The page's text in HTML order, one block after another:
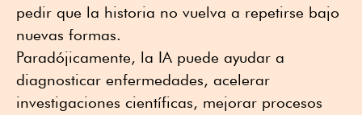
pedir que la historia no vuelva a repetirse bajo
nuevas formas.
Paradójicamente, la IA puede ayudar a
diagnosticar enfermedades, acelerar
investigaciones científicas, mejorar procesos